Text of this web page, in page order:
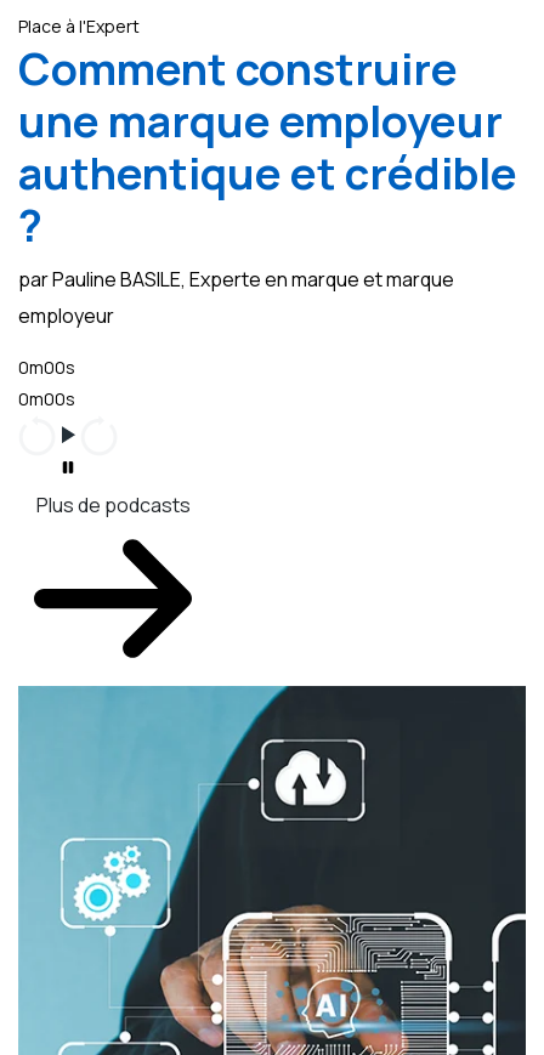
Place à l'Expert
Comment construire
une marque employeur
authentique et crédible
?
par Pauline BASILE, Experte en marque et marque
employeur
0m00s
0m00s
Plus de podcasts